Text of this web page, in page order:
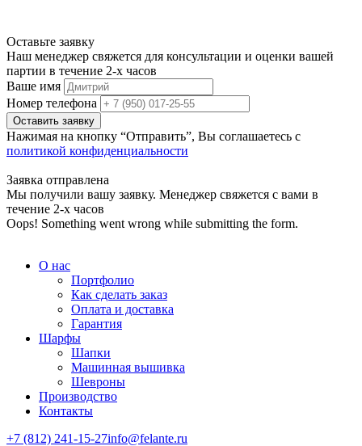
Оставьте заявку
Наш менеджер свяжется для консультации и оценки вашей
партии в течение 2-х часов
Ваше имя
Номер телефона
Нажимая на кнопку “Отправить”, Вы соглашаетесь с
политикой конфиденциальности
Заявка отправлена
Мы получили вашу заявку. Менеджер свяжется с вами в
течение 2-х часов
Oops! Something went wrong while submitting the form.
О нас
Портфолио
Как сделать заказ
Оплата и доставка
Гарантия
Шарфы
Шапки
Машинная вышивка
Шевроны
Производство
Контакты
+7 (812) 241-15-27info@felante.ru